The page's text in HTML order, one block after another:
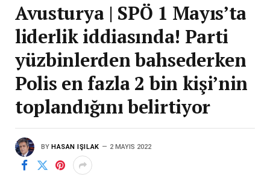
Avusturya | SPÖ 1 Mayıs’ta
liderlik iddiasında! Parti
yüzbinlerden bahsederken
Polis en fazla 2 bin kişi’nin
toplandığını belirtiyor
BY HASAN IŞILAK 2 MAYIS 2022